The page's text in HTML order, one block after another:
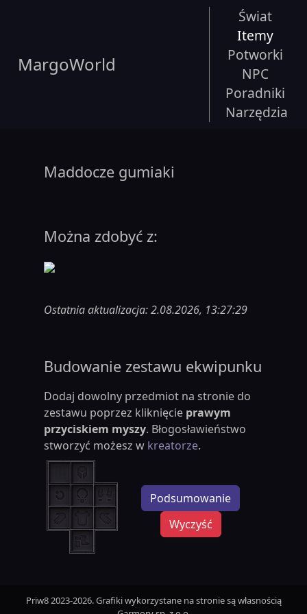
MargoWorld
Świat
Itemy
Potworki
NPC
Poradniki
Narzędzia
Maddocze gumiaki
Można zdobyć z:
Ostatnia aktualizacja: 2.08.2026, 13:27:29
Budowanie zestawu ekwipunku
Dodaj dowolny przedmiot na stronie do
zestawu poprzez kliknięcie prawym
przyciskiem myszy. Błogosławieństwo
stworzyć możesz w kreatorze.
Podsumowanie
Wyczyść
Priw8 2023-2026. Grafiki wykorzystane na stronie są własnością